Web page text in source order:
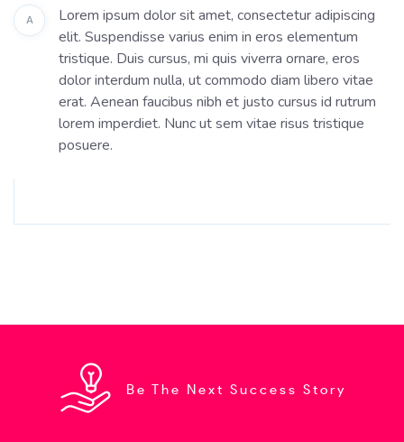
A
Lorem ipsum dolor sit amet, consectetur adipiscing
elit. Suspendisse varius enim in eros elementum
tristique. Duis cursus, mi quis viverra ornare, eros
dolor interdum nulla, ut commodo diam libero vitae
erat. Aenean faucibus nibh et justo cursus id rutrum
lorem imperdiet. Nunc ut sem vitae risus tristique
posuere.
Be The Next Success Story